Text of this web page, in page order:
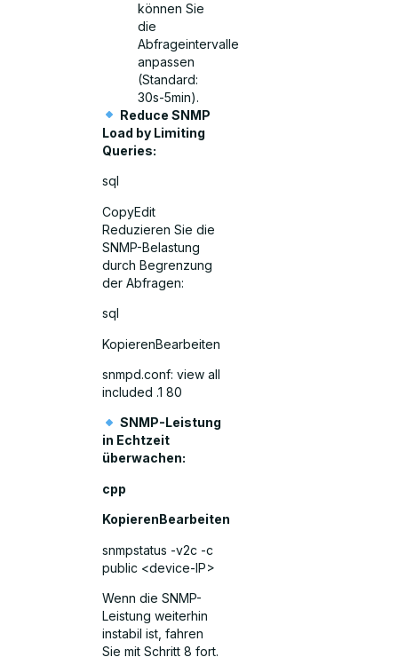
können Sie
die
Abfrageintervalle
anpassen
(Standard:
30s-5min).
Reduce SNMP
Load by Limiting
Queries:
sql
CopyEdit
Reduzieren Sie die
SNMP-Belastung
durch Begrenzung
der Abfragen:
sql
KopierenBearbeiten
snmpd.conf: view all
included .1 80
SNMP-Leistung
in Echtzeit
überwachen:
cpp
KopierenBearbeiten
snmpstatus -v2c -c
public <device-IP>
Wenn die SNMP-
Leistung weiterhin
instabil ist, fahren
Sie mit Schritt 8 fort.